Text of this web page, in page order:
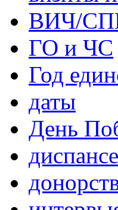
ВИЧ/
ГО и ЧС
Год
даты
День